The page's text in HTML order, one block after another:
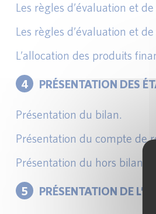
Les règles d’évaluation et
Les règles d’évaluation et
L’allocation des produits
4 PRÉSENTATION DES
Présentation du bilan.
Présentation du compte de
Présentation du hors bilan et
5 PRÉSENTATION DE